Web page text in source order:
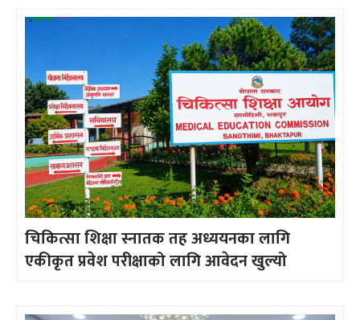
चिकित्सा शिक्षा स्नातक तह अध्ययनका लागि
एकीकृत प्रवेश परीक्षाको लागि आवेदन खुल्यो